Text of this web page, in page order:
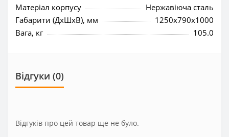
Матеріал корпусу
Нержавіюча сталь
Габарити (ДхШхВ), мм
1250x790x1000
Вага, кг
105.0
Відгуки (0)
Відгуків про цей товар ще не було.